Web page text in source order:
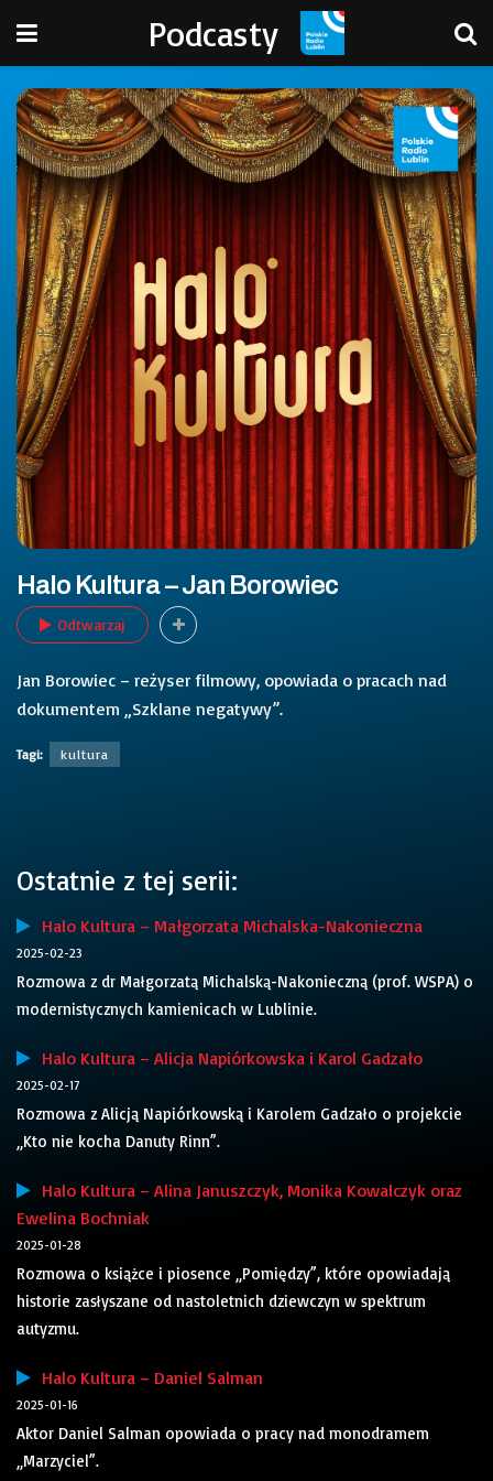
Podcasty
Halo Kultura – Jan Borowiec
Odtwarzaj
Jan Borowiec – reżyser filmowy, opowiada o pracach nad
dokumentem „Szklane negatywy”.
Tagi: kultura
Ostatnie z tej serii:
Halo Kultura – Małgorzata Michalska-Nakonieczna
2025-02-23
Rozmowa z dr Małgorzatą Michalską-Nakonieczną (prof. WSPA) o
modernistycznych kamienicach w Lublinie.
Halo Kultura – Alicja Napiórkowska i Karol Gadzało
2025-02-17
Rozmowa z Alicją Napiórkowską i Karolem Gadzało o projekcie
„Kto nie kocha Danuty Rinn”.
Halo Kultura – Alina Januszczyk, Monika Kowalczyk oraz
Ewelina Bochniak
2025-01-28
Rozmowa o książce i piosence „Pomiędzy”, które opowiadają
historie zasłyszane od nastoletnich dziewczyn w spektrum
autyzmu.
Halo Kultura – Daniel Salman
2025-01-16
Aktor Daniel Salman opowiada o pracy nad monodramem
„Marzyciel”.